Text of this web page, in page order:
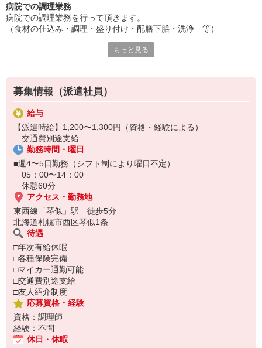
《応募の流れ》
Web又は電話応募
弊社応募担当からの電話で希望条件確認
企業とのマッチング
↓
弊社担当との面談＋企業との面談
↓
双方合意の元就業開始♪
※万が一スタッフ様の条件と企業の希望がマッチングしなかった
場合でも、別のお仕事探しを速やかに行います！
病院での調理業務
病院での調理業務を行って頂きます。
（食材の仕込み・調理・盛り付け・配膳下膳・洗浄 等）
■車通勤：可（無料駐車場有）
■健診・検便：有
未経験の方、ブランクのある方も是非ご応募ください。
※お仕事No.H-3365
ご応募時に上記No.をお知らせ下さい♪
もっと見る
募集情報（派遣社員）
給与
【派遣時給】1,200〜1,300円（資格・経験による）
交通費別途支給
勤務時間・曜日
■週4〜5日勤務（シフト制により曜日不定）
05：00〜14：00
休憩60分
アクセス・勤務地
東西線「琴似」駅 徒歩5分
北海道札幌市西区琴似1条
待遇
□年次有給休暇
□各種保険完備
□マイカー通勤可能
□交通費別途支給
□友人紹介制度
応募資格・経験
資格：調理師
経験：不問
休日・休暇